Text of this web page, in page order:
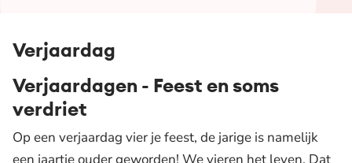
Verjaardag
Verjaardagen - Feest en soms
verdriet
Op een verjaardag vier je feest, de jarige is namelijk